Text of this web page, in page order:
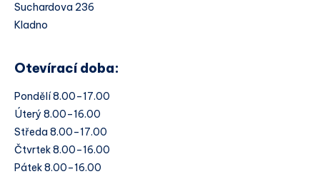
Suchardova 236
Kladno
Otevírací doba:
Pondělí 8.00–17.00
Úterý 8.00–16.00
Středa 8.00–17.00
Čtvrtek 8.00–16.00
Pátek 8.00–16.00